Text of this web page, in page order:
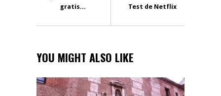
gratis...
Test de Netflix
YOU MIGHT ALSO LIKE